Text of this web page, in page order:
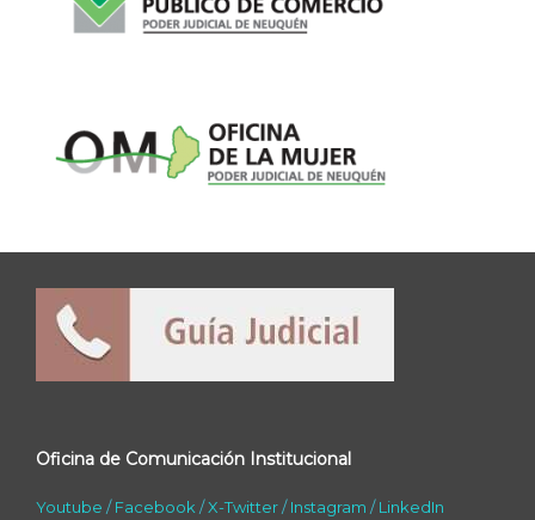
Oficina de Comunicación Institucional
Youtube /Facebook /X-Twitter/Instagram /LinkedIn